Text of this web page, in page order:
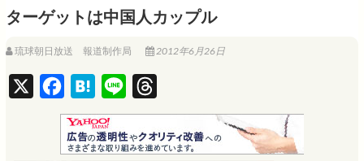
ターゲットは中国人カップル
琉球朝日放送 報道制作局 2012年6月26日
a
c
H
a
t
i
n
h
r